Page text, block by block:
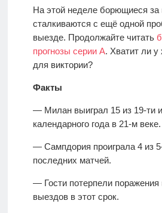
На этой неделе борющиеся за
сталкиваются с ещё одной
выезде. Продолжайте читать
прогнозы серии А. Хватит ли у
для виктории?
Факты
— Милан выиграл 15 из 19-ти
календарного года в 21-м веке.
— Сампдория проиграла 4 из
последних матчей.
— Гости потерпели поражения
выездов в этот срок.